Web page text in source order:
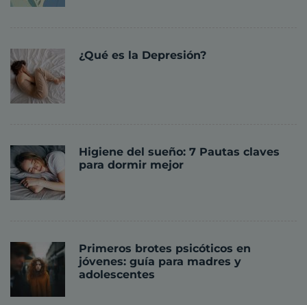
¿Qué es la Depresión?
Higiene del sueño: 7 Pautas claves
para dormir mejor
Primeros brotes psicóticos en
jóvenes: guía para madres y
adolescentes